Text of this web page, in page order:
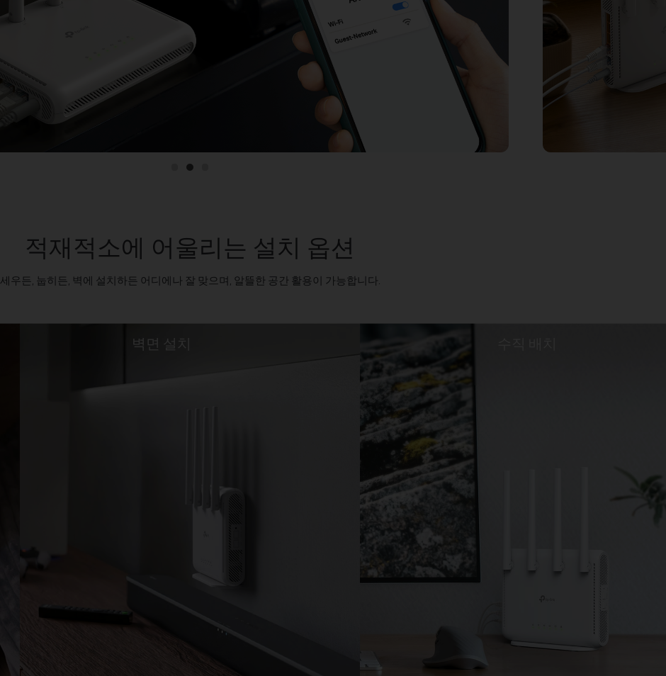
적재적소에 어울리는 설치 옵션
세우든, 눕히든, 벽에 설치하든 어디에나 잘 맞으며, 알뜰한 공간 활용이 가능합니다.
벽면 설치